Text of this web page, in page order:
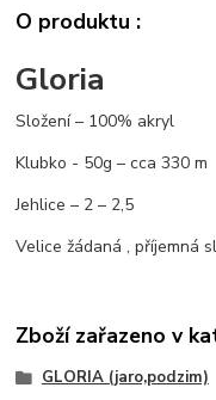
O produktu :
Gloria
Složení – 100% akryl
Klubko - 50g – cca 330 m
Jehlice – 2 – 2,5
Velice žádaná , příjemná
Zboží zařazeno v
GLORIA (jaro,podzim)